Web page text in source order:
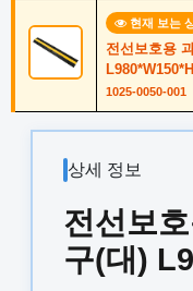
현재 보는
전선보호용
1025-0050-001
상세 정보
전선보
구(대)